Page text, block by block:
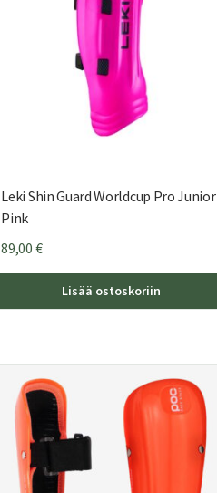
Leki Shin Guard Worldcup Pro Junior
Pink
89,00 €
Lisää ostoskoriin